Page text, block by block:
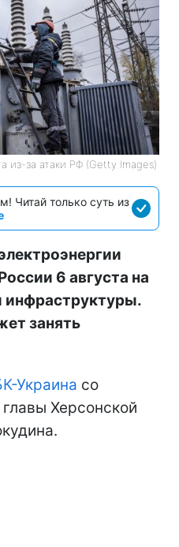
из-за атаки РФ (Getty Images)
Читай только суть из
6 августа на
инфраструктуры.
занять
Украина со
главы Херсонской